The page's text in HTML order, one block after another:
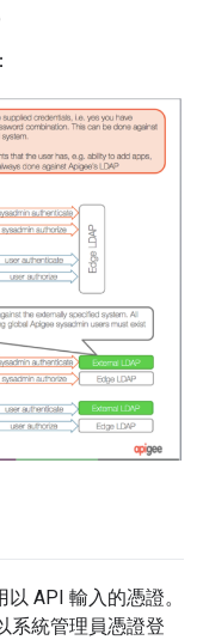
API 輸入的憑證。
系統管理員憑證登